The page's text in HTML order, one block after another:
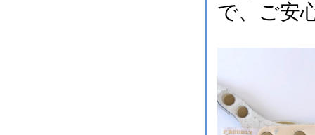
で、ご安